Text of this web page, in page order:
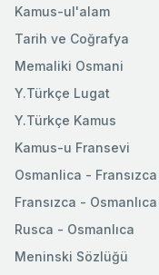
Kamus-ul'alam
Tarih ve Coğrafya
Memaliki Osmani
Y.Türkçe Lugat
Y.Türkçe Kamus
Kamus-u Fransevi
Osmanlica - Fransızca
Fransızca - Osmanlıca
Rusca - Osmanlıca
Meninski Sözlüğü